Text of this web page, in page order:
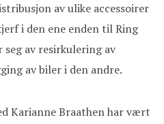
av ulike accessoirer
i den ene enden til Ring
seg av resirkulering av
av biler i den andre.
Karianne Braathen har vært